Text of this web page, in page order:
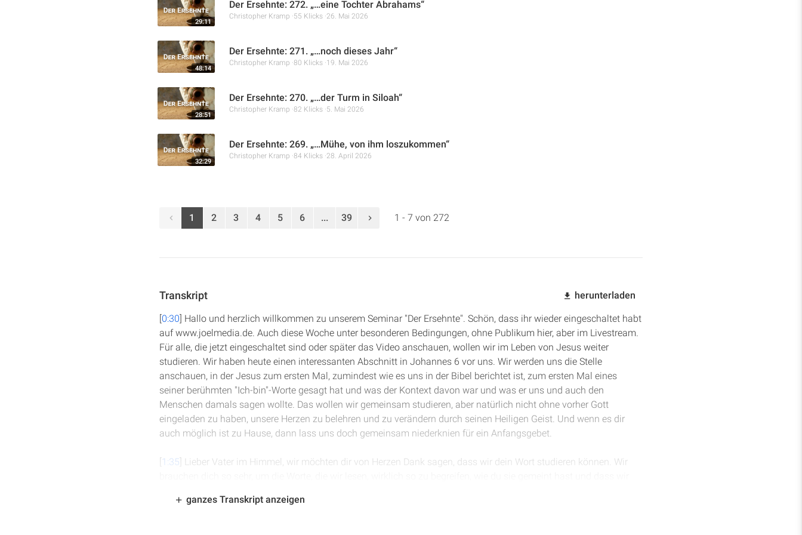
29:11
Der Ersehnte: 272. „…eine Tochter Abrahams“
Christopher Kramp 55 Klicks 26. Mai 2026
48:14
Der Ersehnte: 271. „…noch dieses Jahr“
Christopher Kramp 80 Klicks 19. Mai 2026
28:51
Der Ersehnte: 270. „…der Turm in Siloah“
Christopher Kramp 82 Klicks 5. Mai 2026
32:29
Der Ersehnte: 269. „…Mühe, von ihm loszukommen“
Christopher Kramp 84 Klicks 28. April 2026
1 2 3 4 5 6 ... 39 1 - 7 von 272
Transkript herunterladen
[0:30] Hallo und herzlich willkommen zu unserem Seminar "Der Ersehnte". Schön, dass ihr wieder eingeschaltet habt
auf www.joelmedia.de. Auch diese Woche unter besonderen Bedingungen, ohne Publikum hier, aber im Livestream.
Für alle, die jetzt eingeschaltet sind oder später das Video anschauen, wollen wir im Leben von Jesus weiter
studieren. Wir haben heute einen interessanten Abschnitt in Johannes 6 vor uns. Wir werden uns die Stelle
anschauen, in der Jesus zum ersten Mal, zumindest wie es uns in der Bibel berichtet ist, zum ersten Mal eines
seiner berühmten "Ich-bin"-Worte gesagt hat und was der Kontext davon war und was er uns und auch den
Menschen damals sagen wollte. Das wollen wir gemeinsam studieren, aber natürlich nicht ohne vorher Gott
eingeladen zu haben, unsere Herzen zu belehren und zu verändern durch seinen Heiligen Geist. Und wenn es dir
auch möglich ist zu Hause, dann lass uns doch gemeinsam niederknien für ein Anfangsgebet.
[1:35] Lieber Vater im Himmel, wir möchten dir von Herzen Dank sagen, dass wir dein Wort studieren können. Wir
wir möchten dich bitten, dass du jetzt unser Lehrer bist und dass wir unseren Blick auch in diesen besonderen
ganzes Transkript anzeigen